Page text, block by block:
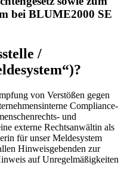
bei BLUME2000 SE
/
von Verstößen gegen
Compliance-
und
externe Rechtsanwältin als
für unser Meldesystem
Hinweisgebenden zur
auf Unregelmäßigkeiten